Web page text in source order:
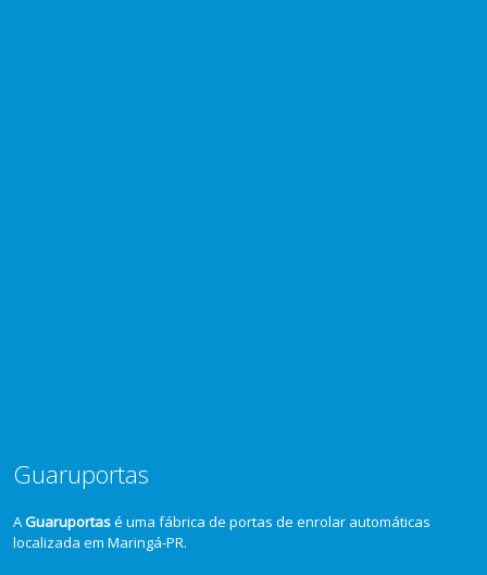
Guaruportas
AGuaruportasé uma fábrica de portas de enrolar automáticas
localizada em Maringá-PR.